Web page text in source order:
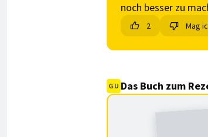
noch besser zu
2 Mag
Das Buch zum